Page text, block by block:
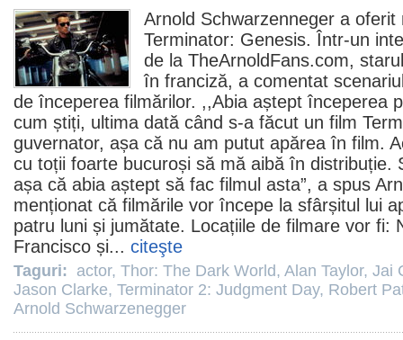
Arnold Schwarzenneger a
Terminator: Genesis. Într-un
de la TheArnoldFans.com,
în franciză, a comentat
de începerea filmărilor. ,,Abia aștept începerea
cum știți, ultima dată când s-a făcut un film
guvernator, așa că nu am putut apărea în film.
cu toții foarte bucuroși să mă aibă în distribuție.
așa că abia aștept să fac filmul asta”, a spus
menționat că filmările vor începe la sfârșitul lui
patru luni și jumătate. Locațiile de filmare vor fi:
Francisco și... citeşte
Taguri: actor, Thor: The Dark World, Alan Taylor, Jai
Jason Clarke, Terminator 2: Judgment Day, Robert
Arnold Schwarzenegger